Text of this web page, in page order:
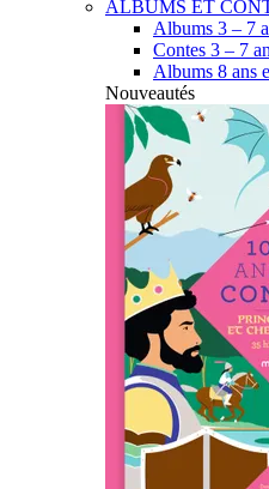
ALBUMS ET
Albums 3 – 7
Contes 3 – 7
Albums 8 ans
Nouveautés